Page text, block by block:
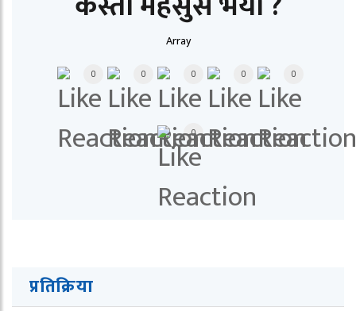
Array
0 0 0 0 0
0
प्रतिक्रिया